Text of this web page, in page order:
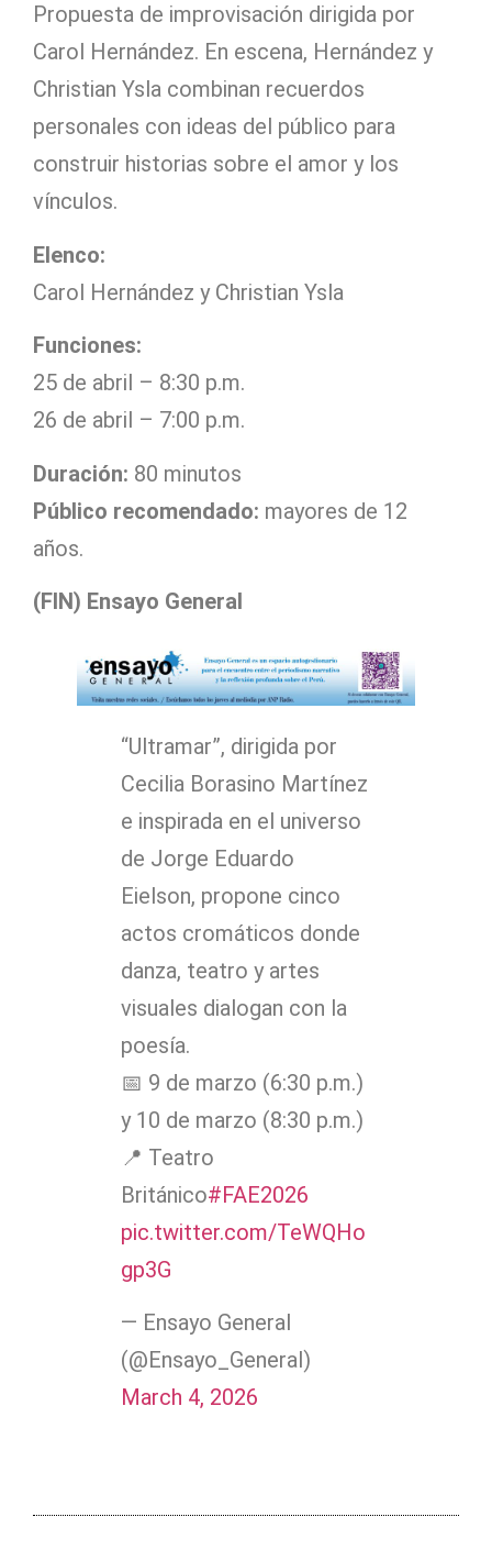
Propuesta de improvisación dirigida por
Carol Hernández. En escena, Hernández y
Christian Ysla combinan recuerdos
personales con ideas del público para
construir historias sobre el amor y los
vínculos.
Elenco:
Carol Hernández y Christian Ysla
Funciones:
25 de abril – 8:30 p.m.
26 de abril – 7:00 p.m.
Duración: 80 minutos
Público recomendado: mayores de 12
años.
(FIN) Ensayo General
“Ultramar”, dirigida por
Cecilia Borasino Martínez
e inspirada en el universo
de Jorge Eduardo
Eielson, propone cinco
actos cromáticos donde
danza, teatro y artes
visuales dialogan con la
poesía.
📅 9 de marzo (6:30 p.m.)
y 10 de marzo (8:30 p.m.)
📍 Teatro
Británico#FAE2026
pic.twitter.com/TeWQHo
gp3G
— Ensayo General
(@Ensayo_General)
March 4, 2026